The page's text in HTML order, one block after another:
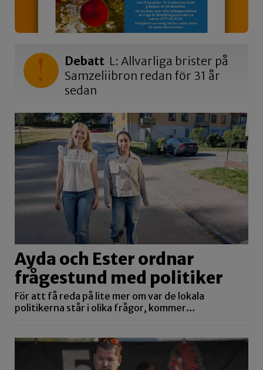
Debatt L: Allvarliga brister på
Samzeliibron redan för 31 år
sedan
Ayda och Ester ordnar
frågestund med politiker
För att få reda på lite mer om var de lokala
politikerna står i olika frågor, kommer…